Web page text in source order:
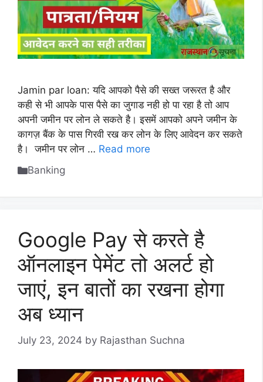
Jamin par loan: यदि आपको पैसे की सख्त जरूरत है और
कही से भी आपके पास पैसे का जुगाड नही हो पा रहा है तो आप
अपनी जमीन पर लोन ले सकते है। इसमें आपको अपने जमीन के
कागज़ बैंक के पास गिरवी रख कर लोन के लिए आवेदन कर सकते
है। जमीन पर लोन … Read more
Categories
Banking
Google Pay से करते है
ऑनलाइन पेमेंट तो अलर्ट हो
जाएं, इन बातों का रखना होगा
अब ध्यान
July 23, 2024 by Rajasthan Suchna